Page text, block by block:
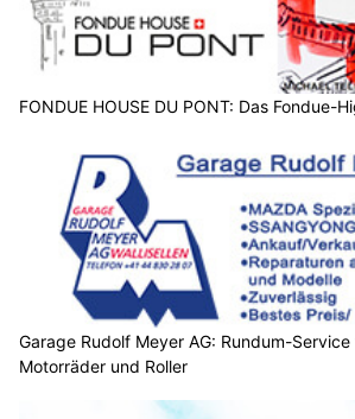
FONDUE HOUSE DU PONT: Das Fondue-
Garage Rudolf Meyer AG: Rundum-
Motorräder und Roller